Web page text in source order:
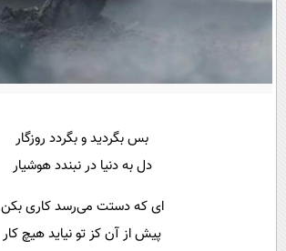
سرگرمی
فناوری
محیط زیست
سلامت
فرهنگی
بین الملل
پیامک
روانشناسی
بس بگردید و بگردد روزگار
دل به دنیا در نبندد هوشیار
ای که دستت می‌رسد کاری بکن
پیش از آن کز تو نیاید هیچ کار